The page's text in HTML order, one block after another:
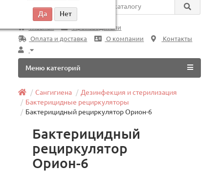
Везде
Главная
Производители
Оплата и доставка
О компании Контакты
Меню категорий
Сангигиена
Дезинфекция и стерилизация
Бактерицидные рециркуляторы
Бактерицидный рециркулятор Орион-6
Бактерицидный
рециркулятор
Орион-6